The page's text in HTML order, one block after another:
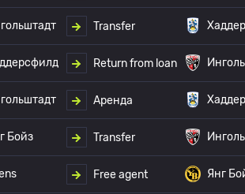
Transfer
Return from loan
Аренда
Бойз Transfer
Free agent Янг